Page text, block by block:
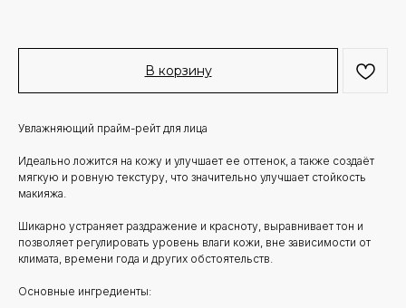
В корзину
Увлажняющий прайм-рейт для лица
Идеально ложится на кожу и улучшает ее оттенок, а также создаёт
мягкую и ровную текстуру, что значительно улучшает стойкость
макияжа.
Шикарно устраняет раздражение и красноту, выравнивает тон и
позволяет регулировать уровень влаги кожи, вне зависимости от
климата, времени года и других обстоятельств.
Основные ингредиенты: